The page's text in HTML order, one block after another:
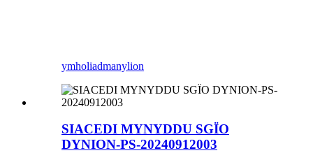
ymholiadmanylion
SIACEDI MYNYDDU SGÏO
DYNION-PS-20240912003